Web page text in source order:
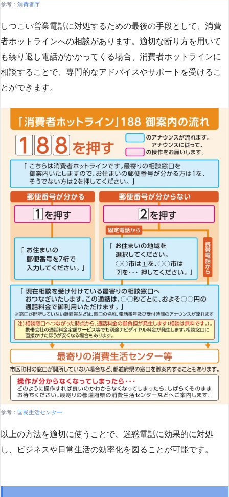
参考： 消費者庁
しつこい営業電話に対処するための最後の手段として、消費
者ホットラインへの相談があります。適切な断り方を用いて
も繰り返し電話がかかってくる場合、消費者ホットラインに
相談することで、専門的なアドバイスやサポートを受けるこ
とができます​​。
参考： 国民生活センター
以上の方法を適切に使うことで、迷惑電話に効果的に対処
し、ビジネスや日常生活の効率化を図ることが可能です。